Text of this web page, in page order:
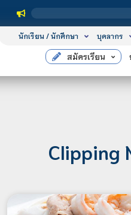
นักเรียน / นักศึกษา บุคลากร
สมัครเรียน
Clipping